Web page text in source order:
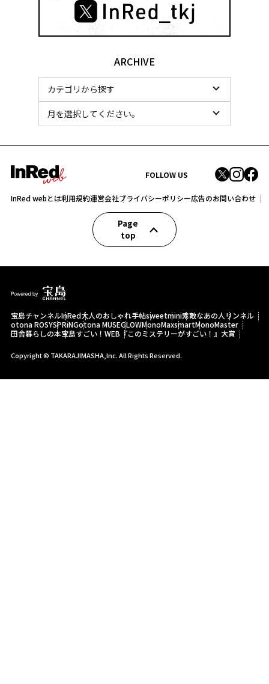
ARCHIVE
FOLLOW US
InRed webとは利用規約運営会社プライバシーポリシー広告のお問い合わせ
Page
top
宝島チャンネルInRed大人のおしゃれ手帖sweetmini素敵なあの人 リンネル
otona ROSYSPRiNGotona MUSEGLOWMonoMaxsmartMonoMaster
田舎暮らしの本宝島すごい！WEB 『このミステリーがすごい！』大賞
Copyright © TAKARAJIMASHA,Inc. All Rights Reserved.